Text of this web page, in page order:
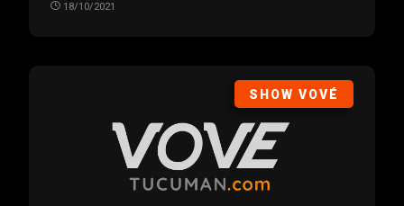
18/10/2021
SHOW VOVÉ